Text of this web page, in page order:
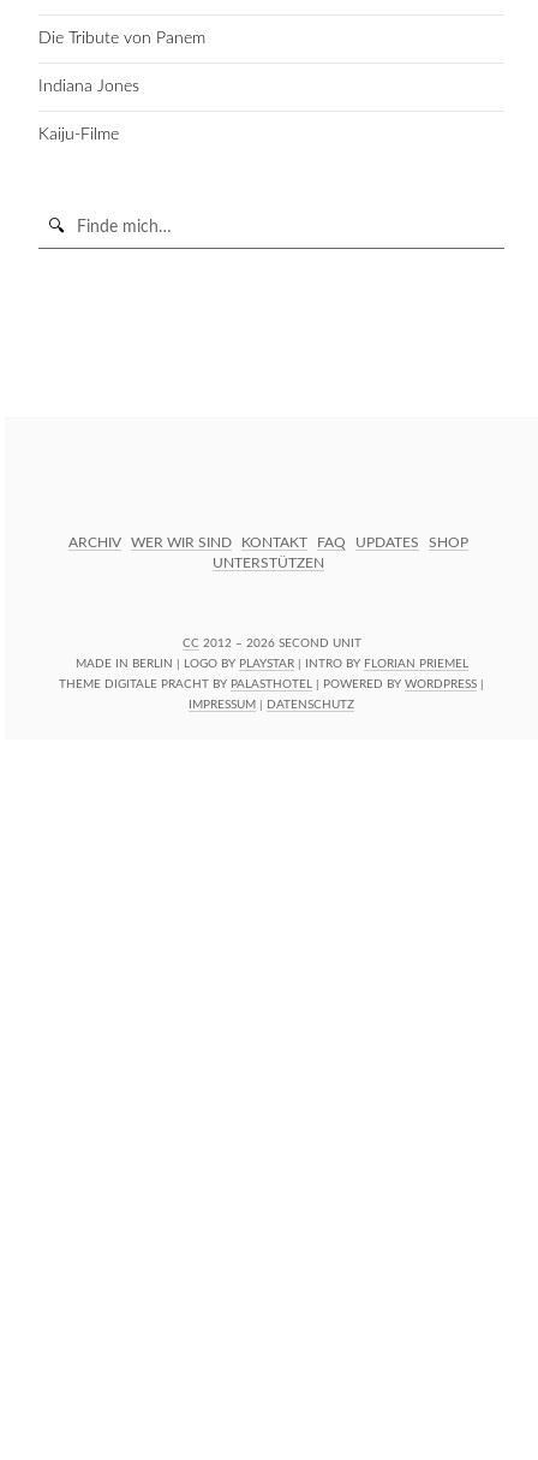
Die Tribute von Panem
Indiana Jones
Kaiju-Filme
Suche
ARCHIV WER WIR SIND KONTAKT FAQ UPDATES
SHOP
UNTERSTÜTZEN
CC 2012 – 2026 SECOND UNIT
MADE IN BERLIN | LOGO BY PLAYSTAR| INTRO BY FLORIAN PRIEMEL
THEME DIGITALE PRACHT BY PALASTHOTEL | POWERED BY WORDPRESS
IMPRESSUM
DATENSCHUTZ